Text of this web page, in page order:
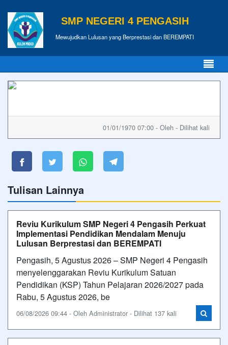
SMP NEGERI 4 PENGASIH
Mewujudkan Lulusan yang Berprestasi dan BEREMPATI
01/01/1970 07:00 - Oleh - Dilihat kali
Tulisan Lainnya
Reviu Kurikulum SMP Negeri 4 Pengasih Perkuat
Implementasi Pendidikan Mendalam Menuju
Lulusan Berprestasi dan BEREMPATI
Pengasih, 5 Agustus 2026 – SMP Negeri 4 Pengasih
menyelenggarakan Reviu Kurikulum Satuan
Pendidikan (KSP) Tahun Pelajaran 2026/2027 pada
Rabu, 5 Agustus 2026, be
06/08/2026 09:44 - Oleh Administrator - Dilihat 137 kali